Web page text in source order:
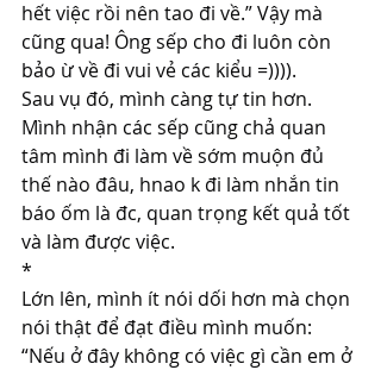
hết việc rồi nên tao đi về.” Vậy mà
cũng qua! Ông sếp cho đi luôn còn
bảo ừ về đi vui vẻ các kiểu =)))).
Sau vụ đó, mình càng tự tin hơn.
Mình nhận các sếp cũng chả quan
tâm mình đi làm về sớm muộn đủ
thế nào đâu, hnao k đi làm nhắn tin
báo ốm là đc, quan trọng kết quả tốt
và làm được việc.
*
Lớn lên, mình ít nói dối hơn mà chọn
nói thật để đạt điều mình muốn:
“Nếu ở đây không có việc gì cần em ở